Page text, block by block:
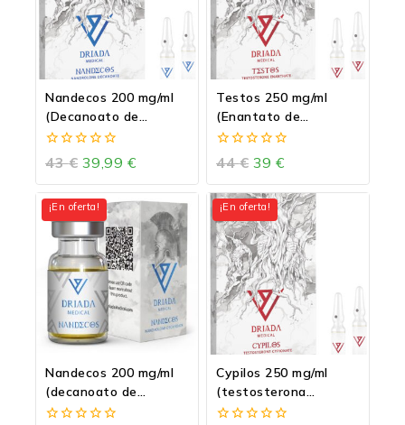
Nandecos 200 mg/ml
(Decanoato de
nandrolona-Deca
Durabolin)
0
de
5
43€ 39,99 €
Testos 250 mg/ml
(Enantato de
testosterona)
0
de
5
44€ 39 €
¡En oferta!
Nandecos 200 mg/ml
(decanoato de
nandrolona) vial de 10
¡En oferta!
Cypilos 250 mg/ml
(testosterona
cipionato)